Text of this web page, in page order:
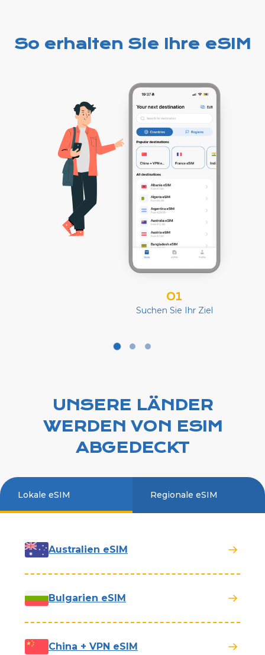
So erhalten Sie Ihre eSIM
01
Suchen Sie Ihr Ziel
UNSERE LÄNDER
WERDEN VON ESIM
ABGEDECKT
Lokale eSIM Regionale eSIM
Australien eSIM
Bulgarien eSIM
China + VPN eSIM